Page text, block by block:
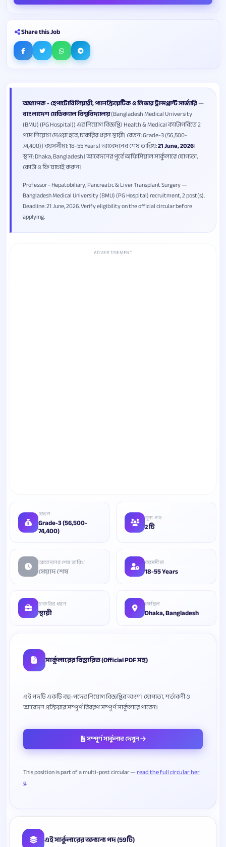
অধ্যাপক - হেপাটোবিলিয়ারী, প্যানক্রিয়েটিক ও লিভার ট্রান্সপ্লান্ট সার্জারি—
বাংলাদেশ মেডিক্যাল বিশ্ববিদ্যালয়(Bangladesh Medical University
(BMU) (PG Hospital)) এর নিয়োগ বিজ্ঞপ্তি। Health & Medical ক্যাটাগরিতে 2
পদে নিয়োগ দেওয়া হবে, চাকরির ধরন স্থায়ী। বেতন: Grade-3 (56,500-
74,400)। বয়সসীমা: 18-55 Years। আবেদনের শেষ তারিখ:21 June, 2026।
স্থান: Dhaka, Bangladesh। আবেদনের পূর্বে অফিসিয়াল সার্কুলারে যোগ্যতা,
কোটা ও ফি যাচাই করুন।
Professor - Hepatobiliary, Pancreatic & Liver Transplant Surgery —
Bangladesh Medical University (BMU) (PG Hospital) recruitment, 2 post(s).
Deadline: 21 June, 2026. Verify eligibility on the official circular before
applying.
ADVERTISEMENT
বেতন
Grade-3 (56,500-
74,400)
শূন্য পদ
2 টি
আবেদনের শেষ তারিখ
মেয়াদ শেষ
বয়সসীমা
18-55 Years
চাকরির ধরন
স্থায়ী
কর্মস্থল
Dhaka, Bangladesh
সার্কুলারের বিস্তারিত (Official PDF সহ)
এই পদটি একটি বহু-পদের নিয়োগ বিজ্ঞপ্তির অংশ। যোগ্যতা, শর্তাবলী ও
সম্পূর্ণ সার্কুলার দেখুন
This position is part of a multi-post circular —read the full circular her
e
এই সার্কুলারের অন্যান্য পদ (59টি)
Share this Job